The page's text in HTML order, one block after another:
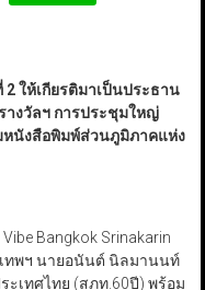
2ให้เกียรติมาเป็นประธาน
างวัลฯ การประชุมใหญ่
นังสือพิมพ์ส่วนภูมิภาคแห่ง
Bangkok Srinakarin
เทพฯ นายอนันต์ นิลมานนท์
เทศไทย (สภท.60ปี) พร้อม